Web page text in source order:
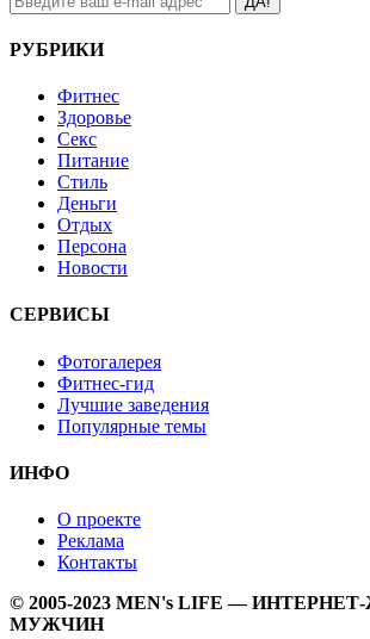
РУБРИКИ
Фитнес
Здоровье
Секс
Питание
Стиль
Деньги
Отдых
Персона
Новости
СЕРВИСЫ
Фотогалерея
Фитнес-гид
Лучшие заведения
Популярные темы
ИНФО
О проекте
Реклама
Контакты
© 2005-2023 MEN's LIFE —
МУЖЧИН